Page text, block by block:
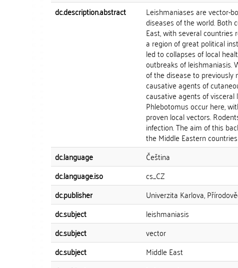
dc.description.abstract Leishmaniases are vector-
diseases of the world. Both
East, with several countries
a region of great political
led to collapses of local
outbreaks of leishmaniasis.
of the disease to previously
causative agents of
causative agents of
Phlebotomus occur here,
proven local vectors.
infection. The aim of this
the Middle Eastern
dc.language Čeština
dc.language.iso
cs_CZ
dc.publisher
Univerzita Karlova,
dc.subject
leishmaniasis
dc.subject
vector
dc.subject
Middle East